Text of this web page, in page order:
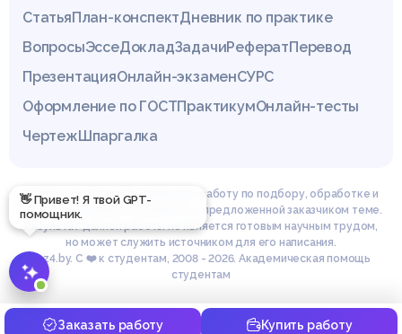
Заказать работу Купить работу
👋 Привет! Я твой GPT-
помощник.
СтатьяПлан-конспектДневник по практике
ВопросыЭссеДокладЗадачиРефератПеревод
ПрезентацияОнлайн-экзаменСУРС
Оформление по ГОСТПрактикумОнлайн-тесты
ЧертежШпаргалка
Эксперты сайта z4.by проводят работу по подбору, обработке и
структурированию материала по предложенной заказчиком теме.
Результат данной работы не является готовым научным трудом,
но может служить источником для его написания.
© z4.by. С ❤️ к студентам, 2008 - 2026. Академическая помощь
студентам